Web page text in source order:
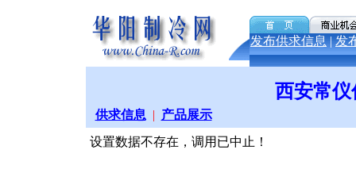
发布供求信息 | 发
西安常
供求信息 | 产品展示
设置数据不存在，调用已中止！